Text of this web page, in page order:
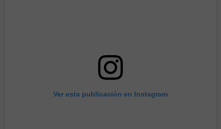
Ver esta publicación en Instagram